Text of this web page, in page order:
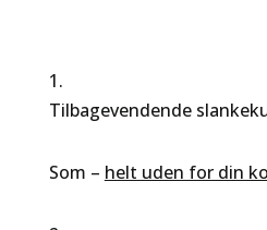
1.
Tilbagevendende
Som – helt uden for din